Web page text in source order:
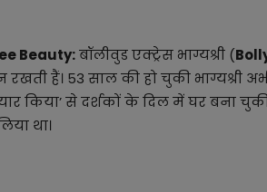
Beauty:बॉलीवुड एक्ट्रेस भाग्यश्री (
रखती हैं। 53 साल की हो चुकी
किया’ से दर्शकों के दिल में घर बना
था।